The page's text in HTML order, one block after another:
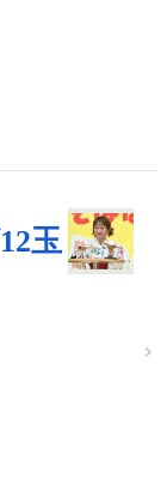
玉